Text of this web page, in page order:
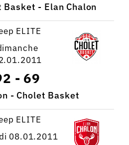
Basket - Elan Chalon
ELITE
- 69
- Cholet Basket
ELITE
08.01.2011